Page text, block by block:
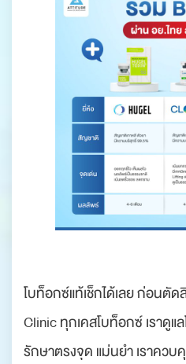
โบท็อกซ์แท้เช็กได้เลย ก่อนตั
Clinic ทุกเคสโบท็อกซ์ เราดู
รักษาตรงจุด แม่นยำ เราคว